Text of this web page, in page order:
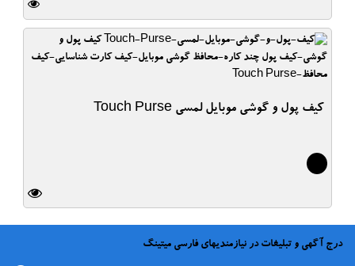
کیف پول و گوشی موبایل لمسی Touch Purse
درج آگهی و تبلیغات در نیازمندیهای فارسی میتینگ